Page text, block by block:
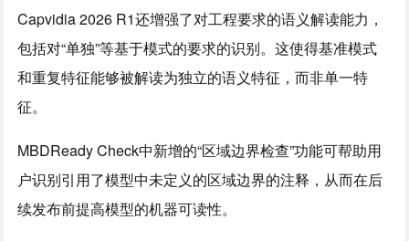
Capvidia 2026 R1还增强了对工程要求的语义解读能力，
包括对“单独”等基于模式的要求的识别。这使得基准模式
和重复特征能够被解读为独立的语义特征，而非单一特
征。
MBDReady Check中新增的“区域边界检查”功能可帮助用
户识别引用了模型中未定义的区域边界的注释，从而在后
续发布前提高模型的机器可读性。